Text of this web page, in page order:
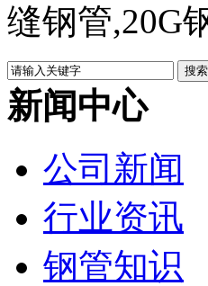
缝钢管,20G
新闻中心
公司新闻
行业资讯
钢管知识